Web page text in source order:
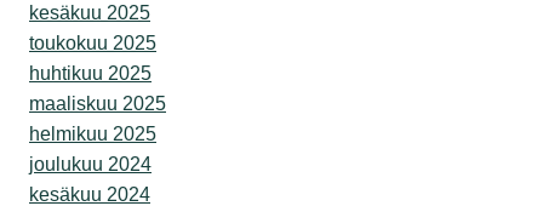
kesäkuu 2025
toukokuu 2025
huhtikuu 2025
maaliskuu 2025
helmikuu 2025
joulukuu 2024
kesäkuu 2024